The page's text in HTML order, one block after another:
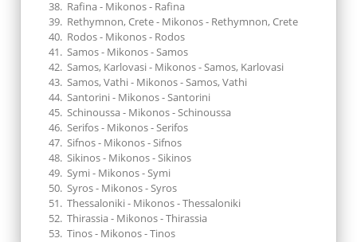
Rafina - Mikonos - Rafina
Rethymnon, Crete - Mikonos - Rethymnon, Crete
Rodos - Mikonos - Rodos
Samos - Mikonos - Samos
Samos, Karlovasi - Mikonos - Samos, Karlovasi
Samos, Vathi - Mikonos - Samos, Vathi
Santorini - Mikonos - Santorini
Schinoussa - Mikonos - Schinoussa
Serifos - Mikonos - Serifos
Sifnos - Mikonos - Sifnos
Sikinos - Mikonos - Sikinos
Symi - Mikonos - Symi
Syros - Mikonos - Syros
Thessaloniki - Mikonos - Thessaloniki
Thirassia - Mikonos - Thirassia
Tinos - Mikonos - Tinos